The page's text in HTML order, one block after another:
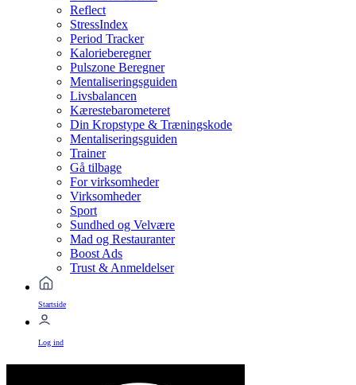
Reflect
StressIndex
Period Tracker
Kalorieberegner
Pulszone Beregner
Mentaliseringsguiden
Livsbalancen
Kærestebarometeret
Din Kropstype & Træningskode
Mentaliseringsguiden
Trainer
Gå tilbage
For virksomheder
Virksomheder
Sport
Sundhed og Velvære
Mad og Restauranter
Boost Ads
Trust & Anmeldelser
Startside
Log ind